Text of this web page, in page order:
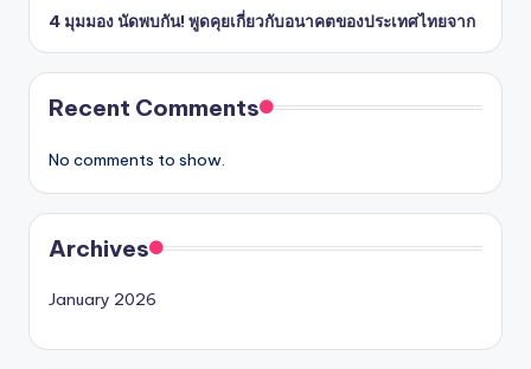
4 มุมมอง นัดพบกัน! พูดคุยเกี่ยวกับอนาคตของประเทศไทยจาก
Recent Comments
No comments to show.
Archives
January 2026